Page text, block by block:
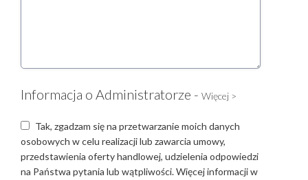
Informacja o Administratorze - Więcej >
Tak, zgadzam się na przetwarzanie moich danych
osobowych w celu realizacji lub zawarcia umowy,
przedstawienia oferty handlowej, udzielenia odpowiedzi
na Państwa pytania lub wątpliwości. Więcej informacji w